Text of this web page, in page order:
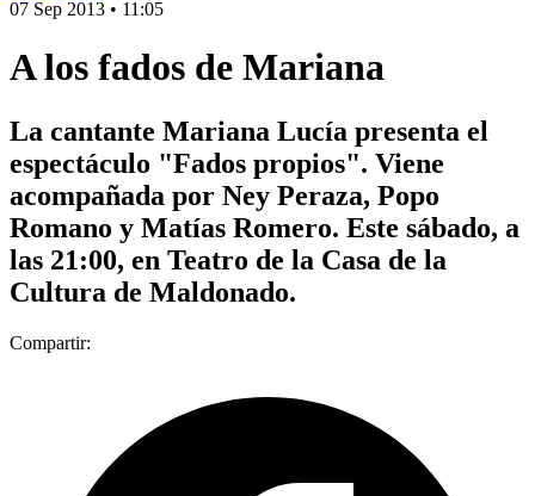
07 Sep 2013 • 11:05
A los fados de Mariana
La cantante Mariana Lucía presenta el
espectáculo "Fados propios". Viene
acompañada por Ney Peraza, Popo
Romano y Matías Romero. Este sábado, a
las 21:00, en Teatro de la Casa de la
Cultura de Maldonado.
Compartir: